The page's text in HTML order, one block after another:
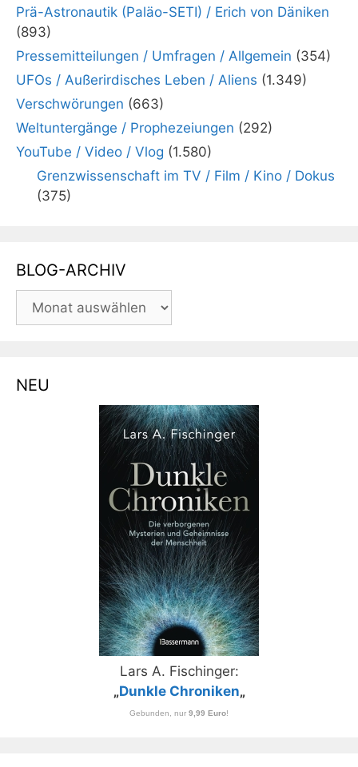
Prä-Astronautik (Paläo-SETI) / Erich von Däniken
(893)
Pressemitteilungen / Umfragen / Allgemein (354)
UFOs / Außerirdisches Leben / Aliens (1.349)
Verschwörungen (663)
Weltuntergänge / Prophezeiungen (292)
YouTube / Video / Vlog (1.580)
Grenzwissenschaft im TV / Film / Kino / Dokus
(375)
BLOG-ARCHIV
BLOG-
NEU
Lars A. Fischinger:
„Dunkle Chroniken„
Gebunden, nur 9,99 Euro!